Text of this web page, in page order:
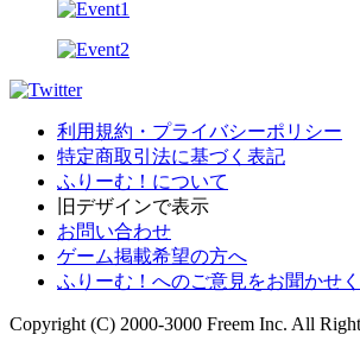
利用規約・プライバシーポリシー
特定商取引法に基づく表記
ふりーむ！について
旧デザインで表示
お問い合わせ
ゲーム掲載希望の方へ
ふりーむ！へのご意見をお聞かせ
Copyright (C) 2000-3000 Freem Inc. All